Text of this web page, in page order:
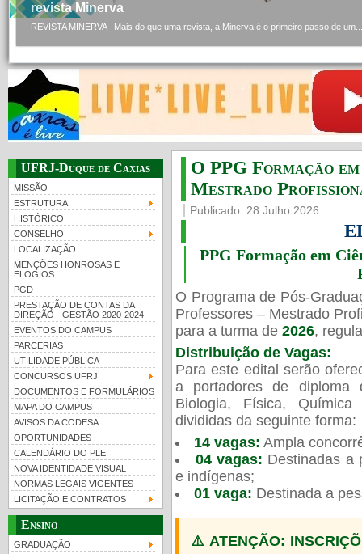
revista Minerva
REVISTA MINERVA Mais do que uma revista, a Minerva é o primeiro passo de um...
UFRJ-Duque de Caxias
MISSÃO
ESTRUTURA
HISTÓRICO
CONSELHO
LOCALIZAÇÃO
MENÇÕES HONROSAS E
ELOGIOS
PGD
PRESTAÇÃO DE CONTAS DA
DIREÇÃO - GESTÃO 2020-2024
EVENTOS DO CAMPUS
PARCERIAS
UTILIDADE PÚBLICA
CONCURSOS UFRJ
DOCUMENTOS E FORMULÁRIOS
MAPA DO CAMPUS
AVISOS DA CODESA
OPORTUNIDADES
CALENDÁRIO DO PLE
NOVA IDENTIDADE VISUAL
NORMAS LEGAIS VIGENTES
LICITAÇÃO E CONTRATOS
Ensino
GRADUAÇÃO
O PPG Formação
Mestrado
Publicado: 28 Julho 2026
PPG Formação em
O Programa de Pós-
Professores – Mestrado
para a turma de 2026,
Distribuição de Vagas:
Para este edital serão
a portadores de diploma
Biologia, Física,
divididas da seguinte forma:
14 vagas: Ampla
04 vagas: Destinadas a
e indígenas;
01 vaga: Destinada a
⚠️ ATENÇÃO:
Guia de boas práticas
UFRJ 100 anos